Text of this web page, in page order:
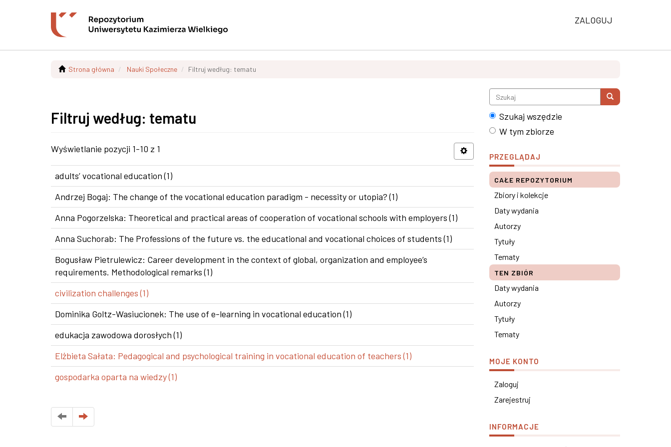
ZALOGUJ
Strona główna Nauki Społeczne Filtruj według: tematu
Filtruj według: tematu
Wyświetlanie pozycji 1-10 z 1
adults’ vocational education (1)
Andrzej Bogaj: The change of the vocational education paradigm - necessity or utopia? (1)
Anna Pogorzelska: Theoretical and practical areas of cooperation of vocational schools with employers (1)
Anna Suchorab: The Professions of the future vs. the educational and vocational choices of students (1)
Bogusław Pietrulewicz: Career development in the context of global, organization and employee’s
requirements. Methodological remarks (1)
civilization challenges (1)
Dominika Goltz-Wasiucionek: The use of e-learning in vocational education (1)
edukacja zawodowa dorosłych (1)
Elżbieta Sałata: Pedagogical and psychological training in vocational education of teachers (1)
gospodarka oparta na wiedzy (1)
Szukaj wszędzie
W tym zbiorze
PRZEGLĄDAJ
CAŁE REPOZYTORIUM
Zbiory i kolekcje
Daty wydania
Autorzy
Tytuły
Tematy
TEN ZBIÓR
Daty wydania
Autorzy
Tytuły
Tematy
MOJE KONTO
Zaloguj
Zarejestruj
INFORMACJE